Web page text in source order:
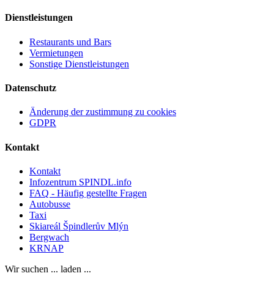
Dienstleistungen
Restaurants und Bars
Vermietungen
Sonstige Dienstleistungen
Datenschutz
Änderung der zustimmung zu cookies
GDPR
Kontakt
Kontakt
Infozentrum SPINDL.info
FAQ - Häufig gestellte Fragen
Autobusse
Taxi
Skiareál Špindlerův Mlýn
Bergwach
KRNAP
Wir suchen ... laden ...